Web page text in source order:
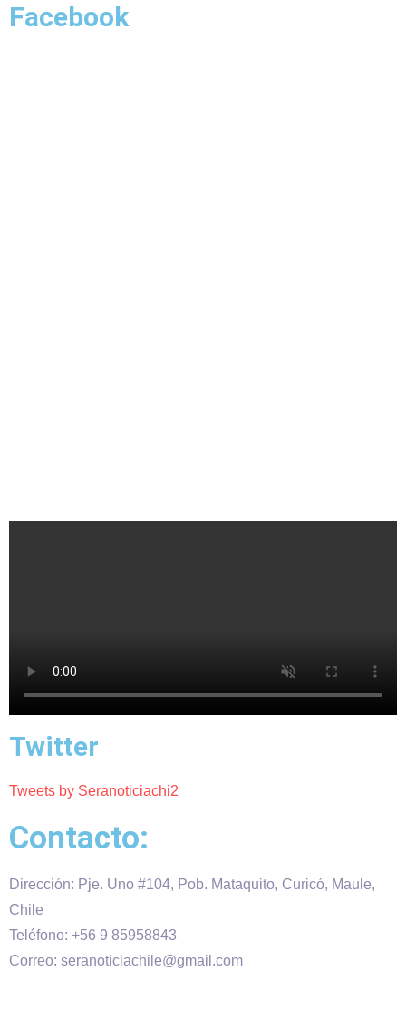
Facebook
Twitter
Tweets by Seranoticiachi2
Contacto:
Dirección: Pje. Uno #104, Pob. Mataquito, Curicó, Maule,
Chile
Teléfono: +56 9 85958843
Correo: seranoticiachile@gmail.com